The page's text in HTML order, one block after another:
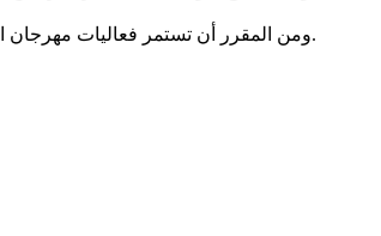
ومن المقرر أن تستمر فعاليات مهرجان الربيع ضمن برنامج "آذار الثقافة" حتى منتصف شهر أيار، متضمنة سلسلة من الأنشطة الأدبية والفنية والثقافية المتنوعة في مدينة طمرة وعدد من البلدات العربية.